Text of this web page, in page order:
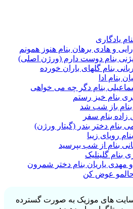
یادگاری
و هادی برهان بنام هنوز همونم
بنام دوست دارم (ورژن اصلی)
بنام گلهای باران خورده
بنام ادا
بنام دگر چه می خواهی
بنام خیز رستم
بنام باز شب شد
زاده بنام سفر
بنام دختر بندر (گیتار ورژن)
رویای زیبا
بنام از شب بپرسید
بنام گلینلیک
و مهدی یاریان بنام دختر شمرون
حالمو عوض کن
سایت های موزیک به صورت گسترده